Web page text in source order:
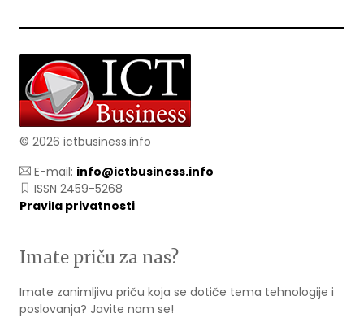
© 2026 ictbusiness.info
E-mail: info@ictbusiness.info
ISSN 2459-5268
Pravila privatnosti
Imate priču za nas?
Imate zanimljivu priču koja se dotiče tema tehnologije i
poslovanja? Javite nam se!